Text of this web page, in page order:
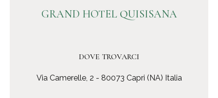
GRAND HOTEL QUISISANA
DOVE TROVARCI
Via Camerelle, 2 - 80073 Capri (NA) Italia